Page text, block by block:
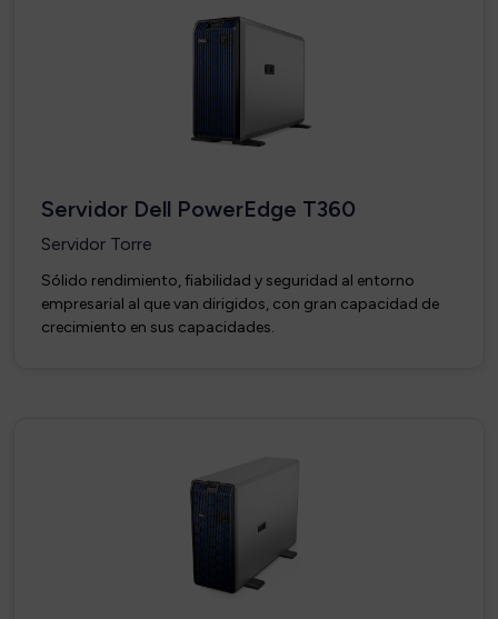
Servidor Dell PowerEdge T360
Servidor Torre
Sólido rendimiento, fiabilidad y seguridad al entorno
empresarial al que van dirigidos, con gran capacidad de
crecimiento en sus capacidades.